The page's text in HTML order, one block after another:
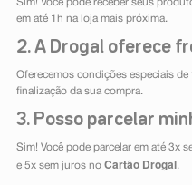
Sim! Você pode receber seus
em até 1h na loja mais próxima.
2. A Drogal oferece
Oferecemos condições especiais
finalização da sua compra.
3. Posso parcelar
Sim! Você pode parcelar em até 3x
e 5x sem juros no Cartão Drogal.